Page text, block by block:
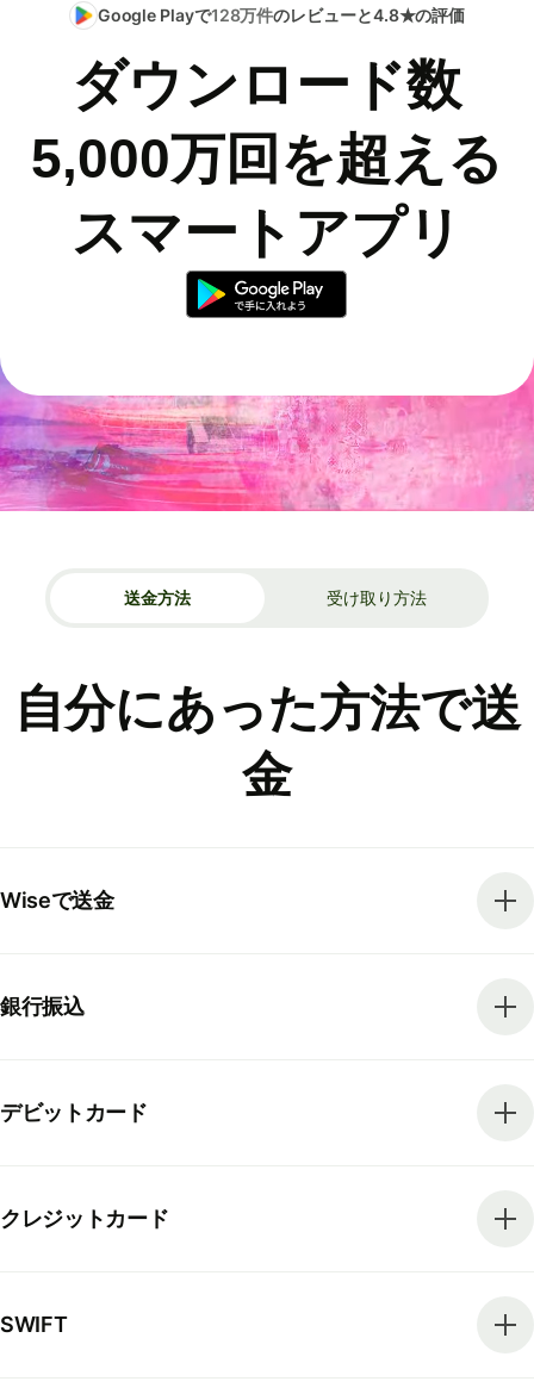
Google Playで128万件のレビューと4.8★の評価
ダウンロード数
5,000万回を超える
スマートアプリ
送金方法 受け取り方法
自分にあった方法で送
金
Wiseで送金
銀行振込
デビットカード
クレジットカード
SWIFT